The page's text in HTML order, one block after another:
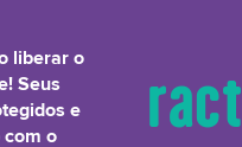
Extract
liberar o
Seus
e
com o